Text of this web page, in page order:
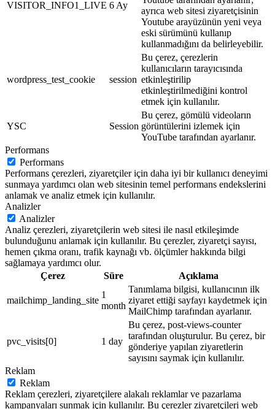
VISITOR_INFO1_LIVE 6 Ay
ayrıca web sitesi ziyaretçisinin
Youtube arayüzünün yeni veya
eski sürümünü kullanıp
kullanmadığını da belirleyebilir.
wordpress_test_cookie session
Bu çerez, çerezlerin
kullanıcıların tarayıcısında
etkinleştirilip
etkinleştirilmediğini kontrol
etmek için kullanılır.
YSC Session
Bu çerez, gömülü videoların
görüntülerini izlemek için
YouTube tarafından ayarlanır.
Performans
Performans
Performans çerezleri, ziyaretçiler için daha iyi bir kullanıcı deneyimi
sunmaya yardımcı olan web sitesinin temel performans endekslerini
anlamak ve analiz etmek için kullanılır.
Analizler
Analizler
Analiz çerezleri, ziyaretçilerin web sitesi ile nasıl etkileşimde
bulunduğunu anlamak için kullanılır. Bu çerezler, ziyaretçi sayısı,
hemen çıkma oranı, trafik kaynağı vb. ölçümler hakkında bilgi
sağlamaya yardımcı olur.
Çerez
Süre Açıklama
mailchimp_landing_site
1
month
Tanımlama bilgisi, kullanıcının ilk
ziyaret ettiği sayfayı kaydetmek için
MailChimp tarafından ayarlanır.
pvc_visits[0] 1 day
Bu çerez, post-views-counter
tarafından oluşturulur. Bu çerez, bir
gönderiye yapılan ziyaretlerin
sayısını saymak için kullanılır.
Reklam
Reklam
Reklam çerezleri, ziyaretçilere alakalı reklamlar ve pazarlama
kampanyaları sunmak için kullanılır. Bu çerezler ziyaretçileri web